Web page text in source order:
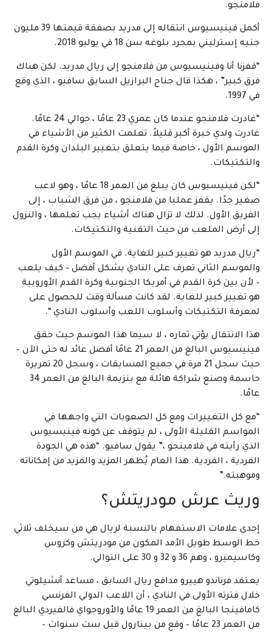
فلامنجو.
أكمل فينيسيوس انتقاله إلى مدريد بصفقة قيمتها 39 مليون
جنيه إسترليني بمجرد بلوغه سن 18 في يوليو 2018.
“قفزنا أنا وفينيسيوس من فلامنجو إلى ريال مدريد. لكن هناك
فرق كبير” ، هكذا قال جناح البرازيل السابق سافيو ، الذي وقع
في 1997.
“غادرت فلامنجو عندما كان عمري 23 عامًا ، حوالي 24 عامًا.
غادرت ولدي خبرة أكبر قليلاً. تعلمت الكثير من الأشياء في
الموسم الأول ، خاصة فيما يتعلق بتغيير البلدان وكرة القدم
والتكتيكات.
“لكن فينيسيوس كان يبلغ من العمر 18 عامًا ، وهو لاعب
صغير جدًا. يقفز عمليا من فلامنجو ، من فرق الشباب ، إلى
الفريق الأول. لذلك لا تزال هناك أشياء يجب تعلمها ، والنزول
إلى أرض الملعب من حيث التقنية والتكتيكات.
“ريال مدريد هو تغيير كبير للغاية. في الموسم الأول
والموسم الثاني تعرف على النادي بشكل أفضل – كيف يلعب
– لأن بين كرة القدم في أمريكا الجنوبية وكرة القدم الأوروبية
هو تغيير كبير للغاية. لقد كانت مسألة وقت للحصول على
لمعرفة التكتيكات وأسلوب اللعب وأسلوب النادي “.
هذا الانتقال يؤتي ثماره ، لا سيما هذا الموسم حيث حقق
فينيسيوس البالغ من العمر 21 عامًا أفضل عائد له حتى الآن –
حيث سجل 21 مرة في جميع المسابقات ، وسجل 20 تمريرة
حاسمة وصنع شراكة هائلة مع بنزيمة البالغ من العمر 34
عامًا.
“مع كل التغييرات ومع كل الصعوبات التي واجهها في
المواسم القليلة الأولى ، لم يتوقف عن كونه فينيسيوس
الذي رأيته في فلامينجو ،” يقول سافيو. “هذه هي الجودة
الفردية ، الفردية. هذا العام يُظهر المزيد والمزيد من إمكاناته
وموهبته.”
وريث عرش مودريتش؟
إحدى علامات الاستفهام بالنسبة لريال هي من سيخلف ثلاثي
خط الوسط طويل الأمد المكون من مودريتش وكروس
وكاسيميرو ، وهم 36 و 32 و 30 على التوالي.
يعتقد فرناندو هييرو مدافع ريال السابق ، مساعد أنشيلوتي
خلال فترته الأولى في النادي ، أن اللاعب الدولي الفرنسي
كامافينجا البالغ من العمر 19 عامًا والأوروجواي فالفيردي البالغ
من العمر 23 عامًا – وقع من بينارول قبل ست سنوات –